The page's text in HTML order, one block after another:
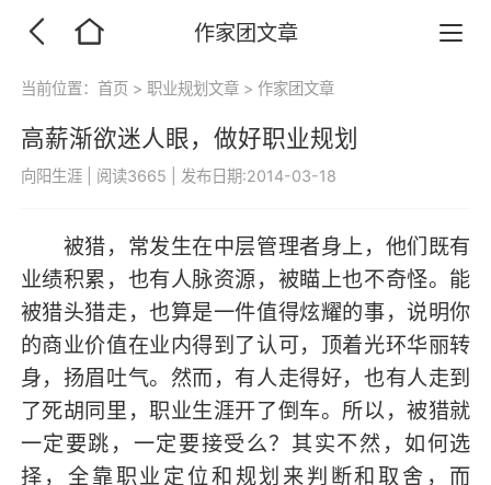
作家团文章
当前位置：首页 > 职业规划文章 > 作家团文章
高薪渐欲迷人眼，做好职业规划
向阳生涯 阅读3665 发布日期:2014-03-18
被猎，常发生在中层管理者身上，他们既有
业绩积累，也有人脉资源，被瞄上也不奇怪。能
被猎头猎走，也算是一件值得炫耀的事，说明你
的商业价值在业内得到了认可，顶着光环华丽转
身，扬眉吐气。然而，有人走得好，也有人走到
了死胡同里，职业生涯开了倒车。所以，被猎就
一定要跳，一定要接受么？其实不然，如何选
择，全靠职业定位和规划来判断和取舍，而